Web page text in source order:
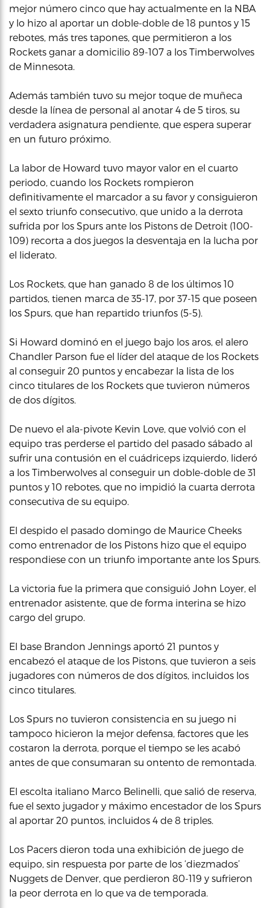
mejor número cinco que hay actualmente en la NBA
y lo hizo al aportar un doble-doble de 18 puntos y 15
rebotes, más tres tapones, que permitieron a los
Rockets ganar a domicilio 89-107 a los Timberwolves
de Minnesota.
Además también tuvo su mejor toque de muñeca
desde la línea de personal al anotar 4 de 5 tiros, su
verdadera asignatura pendiente, que espera superar
en un futuro próximo.
La labor de Howard tuvo mayor valor en el cuarto
periodo, cuando los Rockets rompieron
definitivamente el marcador a su favor y consiguieron
el sexto triunfo consecutivo, que unido a la derrota
sufrida por los Spurs ante los Pistons de Detroit (100-
109) recorta a dos juegos la desventaja en la lucha por
el liderato.
Los Rockets, que han ganado 8 de los últimos 10
partidos, tienen marca de 35-17, por 37-15 que poseen
los Spurs, que han repartido triunfos (5-5).
Si Howard dominó en el juego bajo los aros, el alero
Chandler Parson fue el líder del ataque de los Rockets
al conseguir 20 puntos y encabezar la lista de los
cinco titulares de los Rockets que tuvieron números
de dos dígitos.
De nuevo el ala-pivote Kevin Love, que volvió con el
equipo tras perderse el partido del pasado sábado al
sufrir una contusión en el cuádriceps izquierdo, lideró
a los Timberwolves al conseguir un doble-doble de 31
puntos y 10 rebotes, que no impidió la cuarta derrota
consecutiva de su equipo.
El despido el pasado domingo de Maurice Cheeks
como entrenador de los Pistons hizo que el equipo
respondiese con un triunfo importante ante los Spurs.
La victoria fue la primera que consiguió John Loyer, el
entrenador asistente, que de forma interina se hizo
cargo del grupo.
El base Brandon Jennings aportó 21 puntos y
encabezó el ataque de los Pistons, que tuvieron a seis
jugadores con números de dos dígitos, incluidos los
cinco titulares.
Los Spurs no tuvieron consistencia en su juego ni
tampoco hicieron la mejor defensa, factores que les
costaron la derrota, porque el tiempo se les acabó
antes de que consumaran su ontento de remontada.
El escolta italiano Marco Belinelli, que salió de reserva,
fue el sexto jugador y máximo encestador de los Spurs
al aportar 20 puntos, incluidos 4 de 8 triples.
Los Pacers dieron toda una exhibición de juego de
equipo, sin respuesta por parte de los ‘diezmados’
Nuggets de Denver, que perdieron 80-119 y sufrieron
la peor derrota en lo que va de temporada.